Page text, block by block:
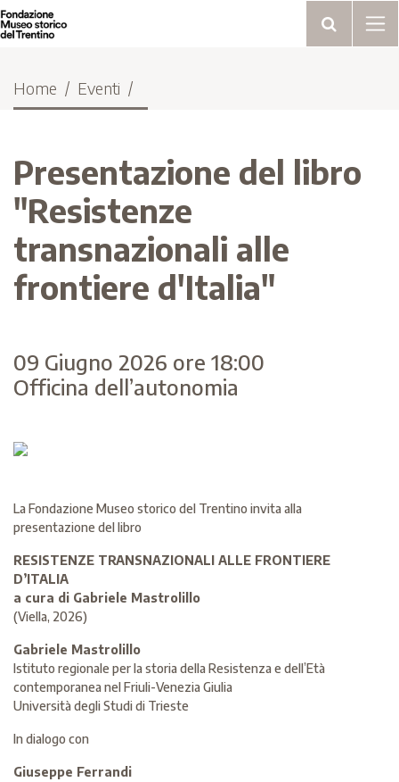
Home Eventi
Presentazione del libro
"Resistenze
transnazionali alle
frontiere d'Italia"
09 Giugno 2026 ore 18:00
Officina dell’autonomia
La Fondazione Museo storico del Trentino invita alla
presentazione del libro
RESISTENZE TRANSNAZIONALI ALLE FRONTIERE
D’ITALIA
a cura di Gabriele Mastrolillo
(Viella, 2026)
Gabriele Mastrolillo
Istituto regionale per la storia della Resistenza e dell’Età
contemporanea nel Friuli-Venezia Giulia
Università degli Studi di Trieste
In dialogo con
Giuseppe Ferrandi